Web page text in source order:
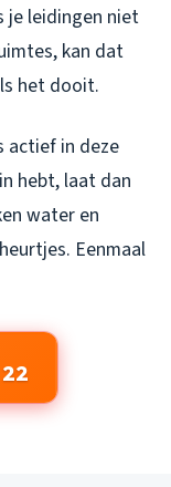
je leidingen niet
kan dat
het dooit.
actief in deze
hebt, laat dan
water en
Eenmaal
22